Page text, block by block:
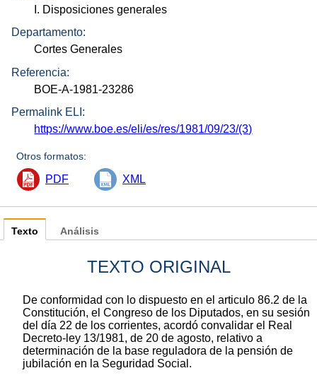
I. Disposiciones generales
Departamento:
Cortes Generales
Referencia:
BOE-A-1981-23286
Permalink ELI:
https://www.boe.es/eli/es/res/1981/09/23/(3)
Otros formatos:
PDF XML
Texto
TEXTO ORIGINAL
De conformidad con lo dispuesto en el articulo 86.2 de la
Constitución, el Congreso de los Diputados, en su sesión
del día 22 de los corrientes, acordó convalidar el Real
Decreto-ley 13/1981, de 20 de agosto, relativo a
determinación de la base reguladora de la pensión de
jubilación en la Seguridad Social.
Análisis